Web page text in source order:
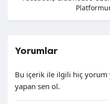
Yorumlar
Bu içerik ile ilgili hiç yorum
yapan sen ol.